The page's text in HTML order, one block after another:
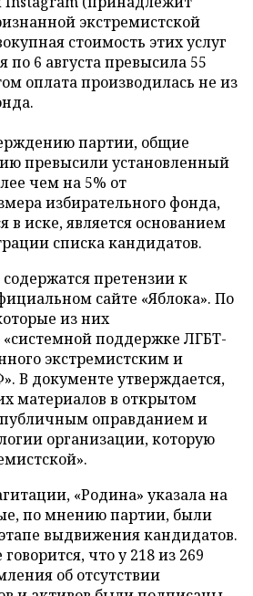
экстремистской
стоимость этих услуг
по 6 августа превысила 55
оплата производилась не из
партии, общие
превысили установленный
чем на 5% от
избирательного фонда,
в иске, является основанием
списка кандидатов.
претензии к
сайте «Яблока». По
из них
«системной поддержке ЛГБТ-
экстремистским и
В документе утверждается,
материалов в открытом
оправданием и
организации, которую
«Родина» указала на
по мнению партии, были
выдвижения кандидатов.
что у 218 из 269
об отсутствии